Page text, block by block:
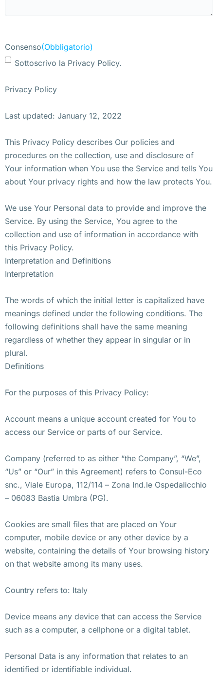
Consenso(Obbligatorio)
Sottoscrivo la Privacy Policy.
Privacy Policy
Last updated: January 12, 2022
This Privacy Policy describes Our policies and
procedures on the collection, use and disclosure of
Your information when You use the Service and tells You
about Your privacy rights and how the law protects You.
We use Your Personal data to provide and improve the
Service. By using the Service, You agree to the
collection and use of information in accordance with
this Privacy Policy.
Interpretation and Definitions
Interpretation
The words of which the initial letter is capitalized have
meanings defined under the following conditions. The
following definitions shall have the same meaning
regardless of whether they appear in singular or in
plural.
Definitions
For the purposes of this Privacy Policy:
Account means a unique account created for You to
access our Service or parts of our Service.
Company (referred to as either “the Company”, “We”,
“Us” or “Our” in this Agreement) refers to Consul-Eco
snc., Viale Europa, 112/114 – Zona Ind.le Ospedalicchio
– 06083 Bastia Umbra (PG).
Cookies are small files that are placed on Your
computer, mobile device or any other device by a
website, containing the details of Your browsing history
on that website among its many uses.
Country refers to: Italy
Device means any device that can access the Service
such as a computer, a cellphone or a digital tablet.
Personal Data is any information that relates to an
identified or identifiable individual.